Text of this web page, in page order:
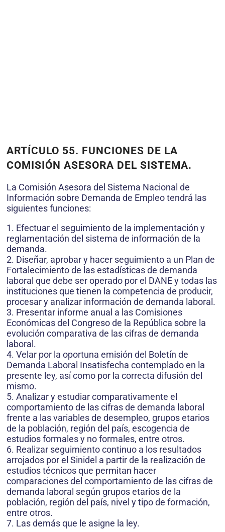
ARTÍCULO 55. FUNCIONES DE LA
COMISIÓN ASESORA DEL SISTEMA.
La Comisión Asesora del Sistema Nacional de
Información sobre Demanda de Empleo tendrá las
siguientes funciones:
1. Efectuar el seguimiento de la implementación y
reglamentación del sistema de información de la
demanda.
2. Diseñar, aprobar y hacer seguimiento a un Plan de
Fortalecimiento de las estadísticas de demanda
laboral que debe ser operado por el DANE y todas las
instituciones que tienen la competencia de producir,
procesar y analizar información de demanda laboral.
3. Presentar informe anual a las Comisiones
Económicas del Congreso de la República sobre la
evolución comparativa de las cifras de demanda
laboral.
4. Velar por la oportuna emisión del Boletín de
Demanda Laboral Insatisfecha contemplado en la
presente ley, así como por la correcta difusión del
mismo.
5. Analizar y estudiar comparativamente el
comportamiento de las cifras de demanda laboral
frente a las variables de desempleo, grupos etarios
de la población, región del país, escogencia de
estudios formales y no formales, entre otros.
6. Realizar seguimiento continuo a los resultados
arrojados por el Sinidel a partir de la realización de
estudios técnicos que permitan hacer
comparaciones del comportamiento de las cifras de
demanda laboral según grupos etarios de la
población, región del país, nivel y tipo de formación,
entre otros.
7. Las demás que le asigne la ley.